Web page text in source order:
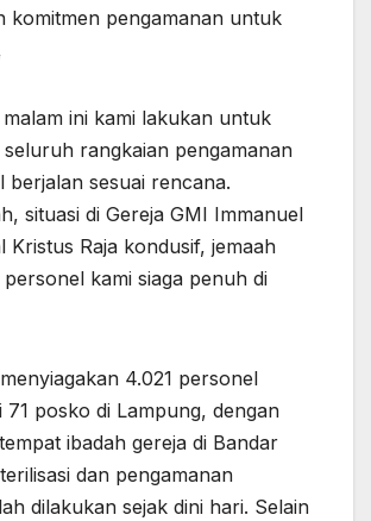
komitmen pengamanan untuk
ini kami lakukan untuk
seluruh rangkaian pengamanan
berjalan sesuai rencana.
situasi di Gereja GMI Immanuel
Kristus Raja kondusif, jemaah
kami siaga penuh di
4.021 personel
71 posko di Lampung, dengan
ibadah gereja di Bandar
dan pengamanan
dilakukan sejak dini hari. Selain